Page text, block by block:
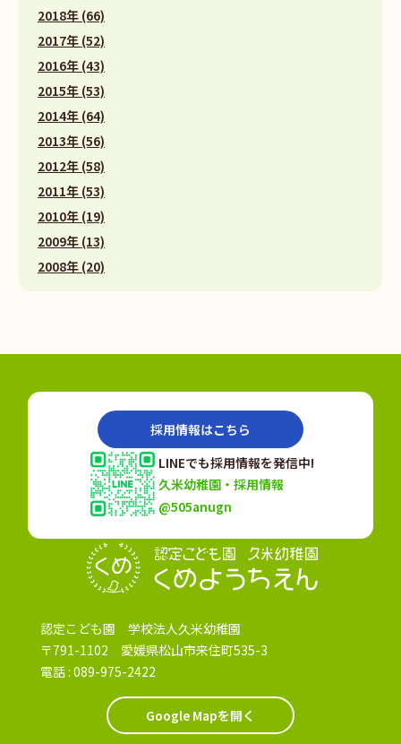
2018年 (66)
2017年 (52)
2016年 (43)
2015年 (53)
2014年 (64)
2013年 (56)
2012年 (58)
2011年 (53)
2010年 (19)
2009年 (13)
2008年 (20)
認定こども園 学校法人久米幼稚園
〒791-1102 愛媛県松山市来住町535-3
電話 : 089-975-2422
Google Mapを開く
採用情報はこちら
LINEでも採用情報を発信中!
久米幼稚園・採用情報
@505anugn